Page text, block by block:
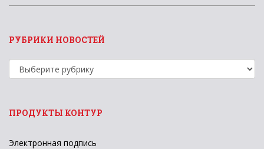
РУБРИКИ НОВОСТЕЙ
Рубрики
новостей
ПРОДУКТЫ КОНТУР
Электронная подпись